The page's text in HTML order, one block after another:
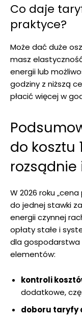
Co daje
praktyce?
Może dać duże
masz
energii lub
godziny z niższą
płacić więcej w
do kosztu
rozsądnie
W 2026 roku
do jednej stawki
energii czynnej
opłaty stałe i
dla
elementów:
kontroli
dodatkowe,
doboru taryfy